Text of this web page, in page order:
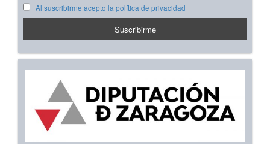
Al suscribirme acepto la política de privacidad